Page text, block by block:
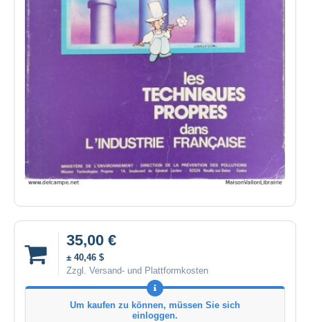
35,00 €
± 40,46 $
Zzgl. Versand- und Plattformkosten
Um kaufen zu können, müssen Sie sich
einloggen.